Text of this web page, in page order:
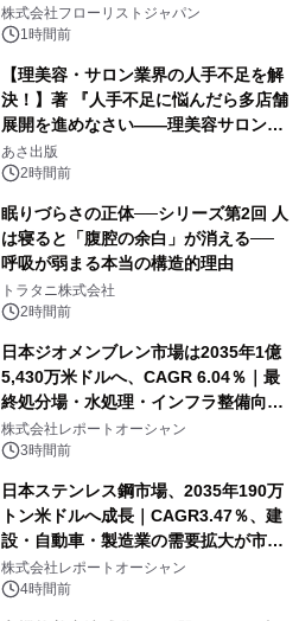
クレンジングPRO」を2026年8月6日
発売
株式会社フローリストジャパン
1時間前
【理美容・サロン業界の人手不足を解
決！】著 『人手不足に悩んだら多店舗
展開を進めなさい――理美容サロン
「多店舗展開」の教科書』2026年8月
24日（月）発売
あさ出版
2時間前
眠りづらさの正体──シリーズ第2回 人
は寝ると「腹腔の余白」が消える──
呼吸が弱まる本当の構造的理由
トラタニ株式会社
2時間前
日本ジオメンブレン市場は2035年1億
5,430万米ドルへ、CAGR 6.04％｜最
終処分場・水処理・インフラ整備向け
需要拡大
株式会社レポートオーシャン
3時間前
日本ステンレス鋼市場、2035年190万
トン米ドルへ成長｜CAGR3.47％、建
設・自動車・製造業の需要拡大が市場
を牽引
株式会社レポートオーシャン
4時間前